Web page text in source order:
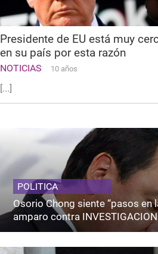
Presidente de EU está muy
en su país por esta razón
NOTICIAS 10 años
[...]
POLITICA
Osorio Chong siente “pasos en
amparo contra